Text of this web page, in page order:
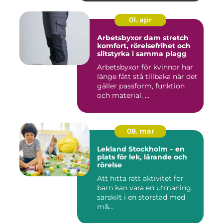
01. apr
Arbetsbyxor dam stretch
komfort, rörelsefrihet och
slitstyrka i samma plagg
Arbetsbyxor för kvinnor har
länge fått stå tillbaka när det
gäller passform, funktion
och material. ...
08. mar
Lekland Stockholm – en
plats för lek, lärande och
rörelse
Att hitta rätt aktivitet för
barn kan vara en utmaning,
särskilt i en storstad med
m&...